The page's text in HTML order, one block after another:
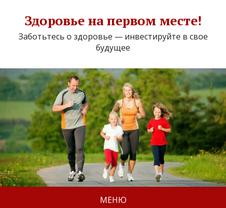
Здоровье на первом месте!
Заботьтесь о здоровье — инвестируйте в свое
будущее
МЕНЮ